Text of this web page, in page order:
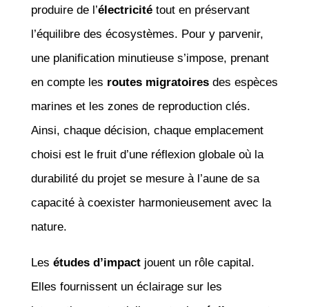
produire de l’électricitétout en préservant
l’équilibre des écosystèmes. Pour y parvenir,
une planification minutieuse s’impose, prenant
en compte les routes migratoiresdes espèces
marines et les zones de reproduction clés.
Ainsi, chaque décision, chaque emplacement
choisi est le fruit d’une réflexion globale où la
durabilité du projet se mesure à l’aune de sa
capacité à coexister harmonieusement avec la
nature.
Les études d’impactjouent un rôle capital.
Elles fournissent un éclairage sur les